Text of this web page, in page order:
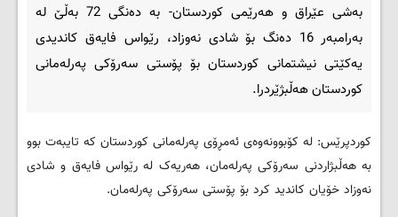
بەشی عێراق و هەرێمی کوردستان- به‌ ده‌نگی 72 به‌ڵێ له‌
به‌رامبه‌ر 16 ده‌نگ بۆ شادی نه‌وزاد، رێواس فایه‌ق كاندیدی
یه‌كێتی نیشتمانی كوردستان بۆ پۆستی سه‌رۆكی په‌رله‌مانی
كوردستان هه‌ڵبژێردرا.
کوردپرێس: له‌ كۆبوونه‌وه‌ی ئه‌مڕۆی په‌رله‌مانی كوردستان كه‌ تایبه‌ت بوو
به‌ هه‌ڵبژاردنی سه‌رۆكی په‌رله‌مان، هه‌ریه‌ک له‌ رێواس فایه‌ق و شادی
نه‌وزاد خۆیان كاندید كرد‌ بۆ پۆستی سه‌رۆكی په‌رله‌مان.